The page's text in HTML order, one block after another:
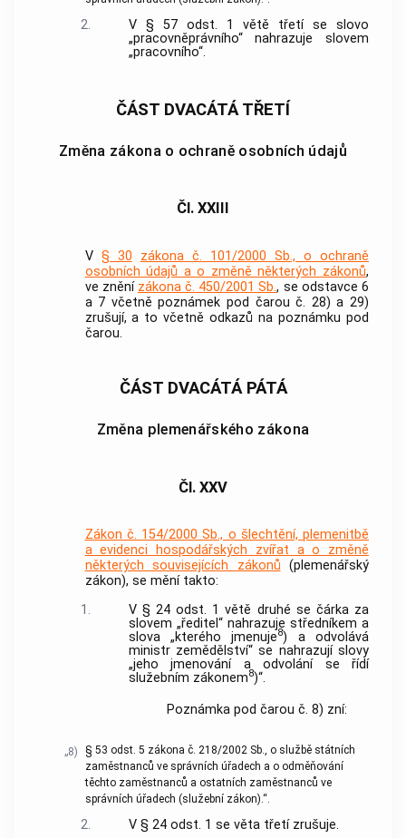
2.
V § 57 odst. 1 větě třetí se slovo
„pracovněprávního“ nahrazuje slovem
„pracovního“.
ČÁST DVACÁTÁ TŘETÍ
Změna zákona o ochraně osobních údajů
Čl. XXIII
V § 30
zákona č. 101/2000 Sb., o ochraně
osobních údajů a o změně některých zákonů,
ve znění zákona č. 450/2001 Sb., se odstavce 6
a 7 včetně poznámek pod čarou č. 28) a 29)
zrušují, a to včetně odkazů na poznámku pod
čarou.
ČÁST DVACÁTÁ PÁTÁ
Změna plemenářského zákona
Čl. XXV
Zákon č. 154/2000 Sb., o šlechtění, plemenitbě
a evidenci hospodářských zvířat a o změně
některých souvisejících zákonů (plemenářský
zákon), se mění takto:
1.
V § 24 odst. 1 větě druhé se čárka za
slovem „ředitel“ nahrazuje středníkem a
slova „kterého jmenuje8) a odvolává
ministr zemědělství“ se nahrazují slovy
„jeho jmenování a odvolání se řídí
služebním zákonem8)“.
Poznámka pod čarou č. 8) zní:
„8)
§ 53 odst. 5 zákona č. 218/2002 Sb., o službě státních
zaměstnanců ve správních úřadech a o odměňování
těchto zaměstnanců a ostatních zaměstnanců ve
správních úřadech (služební zákon).“.
2. V § 24 odst. 1 se věta třetí zrušuje.